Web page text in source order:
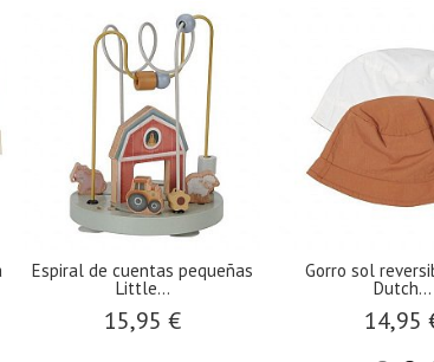
pequeñas
Little...
​Gorro sol reversible Little